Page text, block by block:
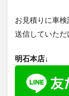
お見積りに車
送信していただ
明石本店↓